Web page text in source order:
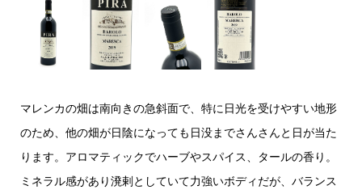
マレンカの畑は南向きの急斜面で、特に日光を受けやすい地形
のため、他の畑が日陰になっても日没までさんさんと日が当た
ります。アロマティックでハーブやスパイス、タールの香り。
ミネラル感があり溌剌としていて力強いボディだが、バランス